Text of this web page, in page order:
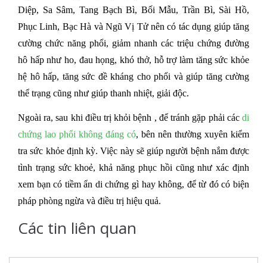
Diệp, Sa Sâm, Tang Bạch Bì, Bối Mẫu, Trần Bì, Sài Hồ,
Phục Linh, Bạc Hà và Ngũ Vị Tử nên có tác dụng giúp tăng
cường chức năng phổi, giảm nhanh các triệu chứng đường
hô hấp như ho, đau họng, khó thở, hỗ trợ làm tăng sức khỏe
hệ hô hấp, tăng sức đề kháng cho phổi và giúp tăng cường
thể trạng cũng như giúp thanh nhiệt, giải độc.
Ngoài ra, sau khi điều trị khỏi bệnh , để tránh gặp phải các di
chứng lao phổi không đáng có, bên nên thường xuyên kiểm
tra sức khỏe định kỳ. Việc này sẽ giúp người bệnh nắm được
tình trạng sức khoẻ, khả năng phục hồi cũng như xác định
xem bạn có tiềm ẩn di chứng gì hay không, để từ đó có biện
pháp phòng ngừa và điều trị hiệu quả.
Các tin liên quan